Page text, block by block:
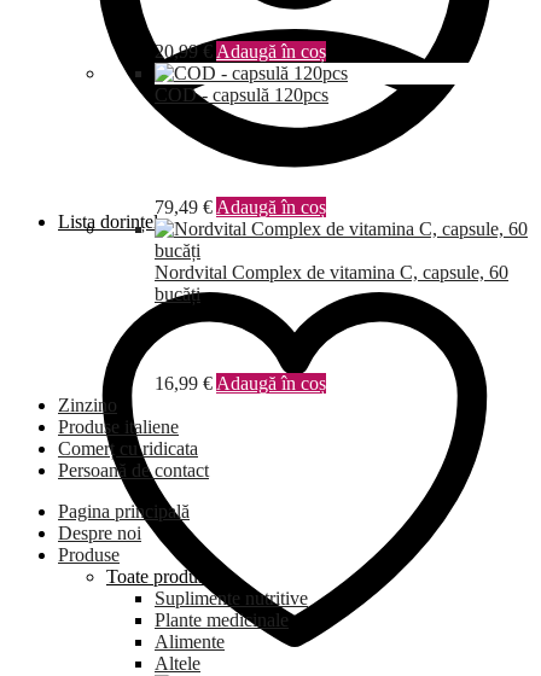
Lista dorințelor
20,99€ Adaugă în coș
COD - capsulă 120pcs
79,49 € Adaugă în coș
Nordvital Complex de vitamina C, capsule, 60
bucăți
16,99 € Adaugă în coș
Zinzino
Produse italiene
Comerț cu ridicata
Persoană de contact
Pagina principală
Despre noi
Produse
Toate produsele
Suplimente nutritive
Plante medicinale
Alimente
Altele